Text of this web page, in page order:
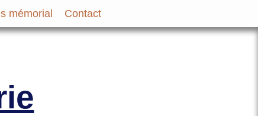
mémorial Contact